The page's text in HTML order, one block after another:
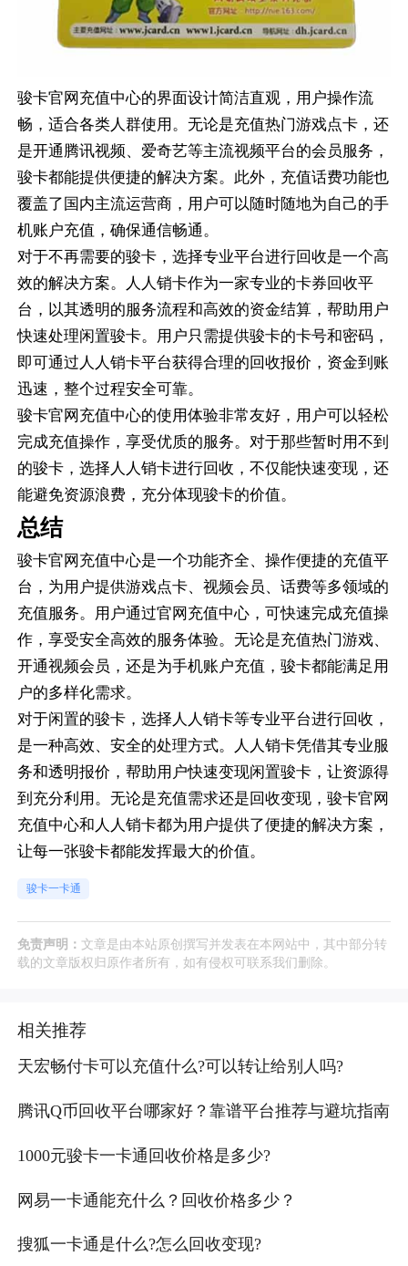
骏卡官网充值中心的界面设计简洁直观，用户操作流
畅，适合各类人群使用。无论是充值热门游戏点卡，还
是开通腾讯视频、爱奇艺等主流视频平台的会员服务，
骏卡都能提供便捷的解决方案。此外，充值话费功能也
覆盖了国内主流运营商，用户可以随时随地为自己的手
机账户充值，确保通信畅通。
对于不再需要的骏卡，选择专业平台进行回收是一个高
效的解决方案。人人销卡作为一家专业的卡券回收平
台，以其透明的服务流程和高效的资金结算，帮助用户
快速处理闲置骏卡。用户只需提供骏卡的卡号和密码，
即可通过人人销卡平台获得合理的回收报价，资金到账
迅速，整个过程安全可靠。
骏卡官网充值中心的使用体验非常友好，用户可以轻松
完成充值操作，享受优质的服务。对于那些暂时用不到
的骏卡，选择人人销卡进行回收，不仅能快速变现，还
能避免资源浪费，充分体现骏卡的价值。
总结
骏卡官网充值中心是一个功能齐全、操作便捷的充值平
台，为用户提供游戏点卡、视频会员、话费等多领域的
充值服务。用户通过官网充值中心，可快速完成充值操
作，享受安全高效的服务体验。无论是充值热门游戏、
开通视频会员，还是为手机账户充值，骏卡都能满足用
户的多样化需求。
对于闲置的骏卡，选择人人销卡等专业平台进行回收，
是一种高效、安全的处理方式。人人销卡凭借其专业服
务和透明报价，帮助用户快速变现闲置骏卡，让资源得
到充分利用。无论是充值需求还是回收变现，骏卡官网
充值中心和人人销卡都为用户提供了便捷的解决方案，
让每一张骏卡都能发挥最大的价值。
骏卡一卡通
免责声明： 文章是由本站原创撰写并发表在本网站中，其中部分转
载的文章版权归原作者所有，如有侵权可联系我们删除。
相关推荐
天宏畅付卡可以充值什么?可以转让给别人吗?
腾讯Q币回收平台哪家好？靠谱平台推荐与避坑指南
1000元骏卡一卡通回收价格是多少?
网易一卡通能充什么？回收价格多少？
搜狐一卡通是什么?怎么回收变现?